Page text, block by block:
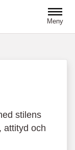
Meny
stilens
attityd och